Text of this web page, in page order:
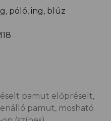
, póló, ing, blúz
pamut előpréselt,
pamut, mosható